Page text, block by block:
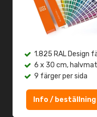
1.825 RAL Design
6 x 30 cm,
9 färger per sida
Info / beställning